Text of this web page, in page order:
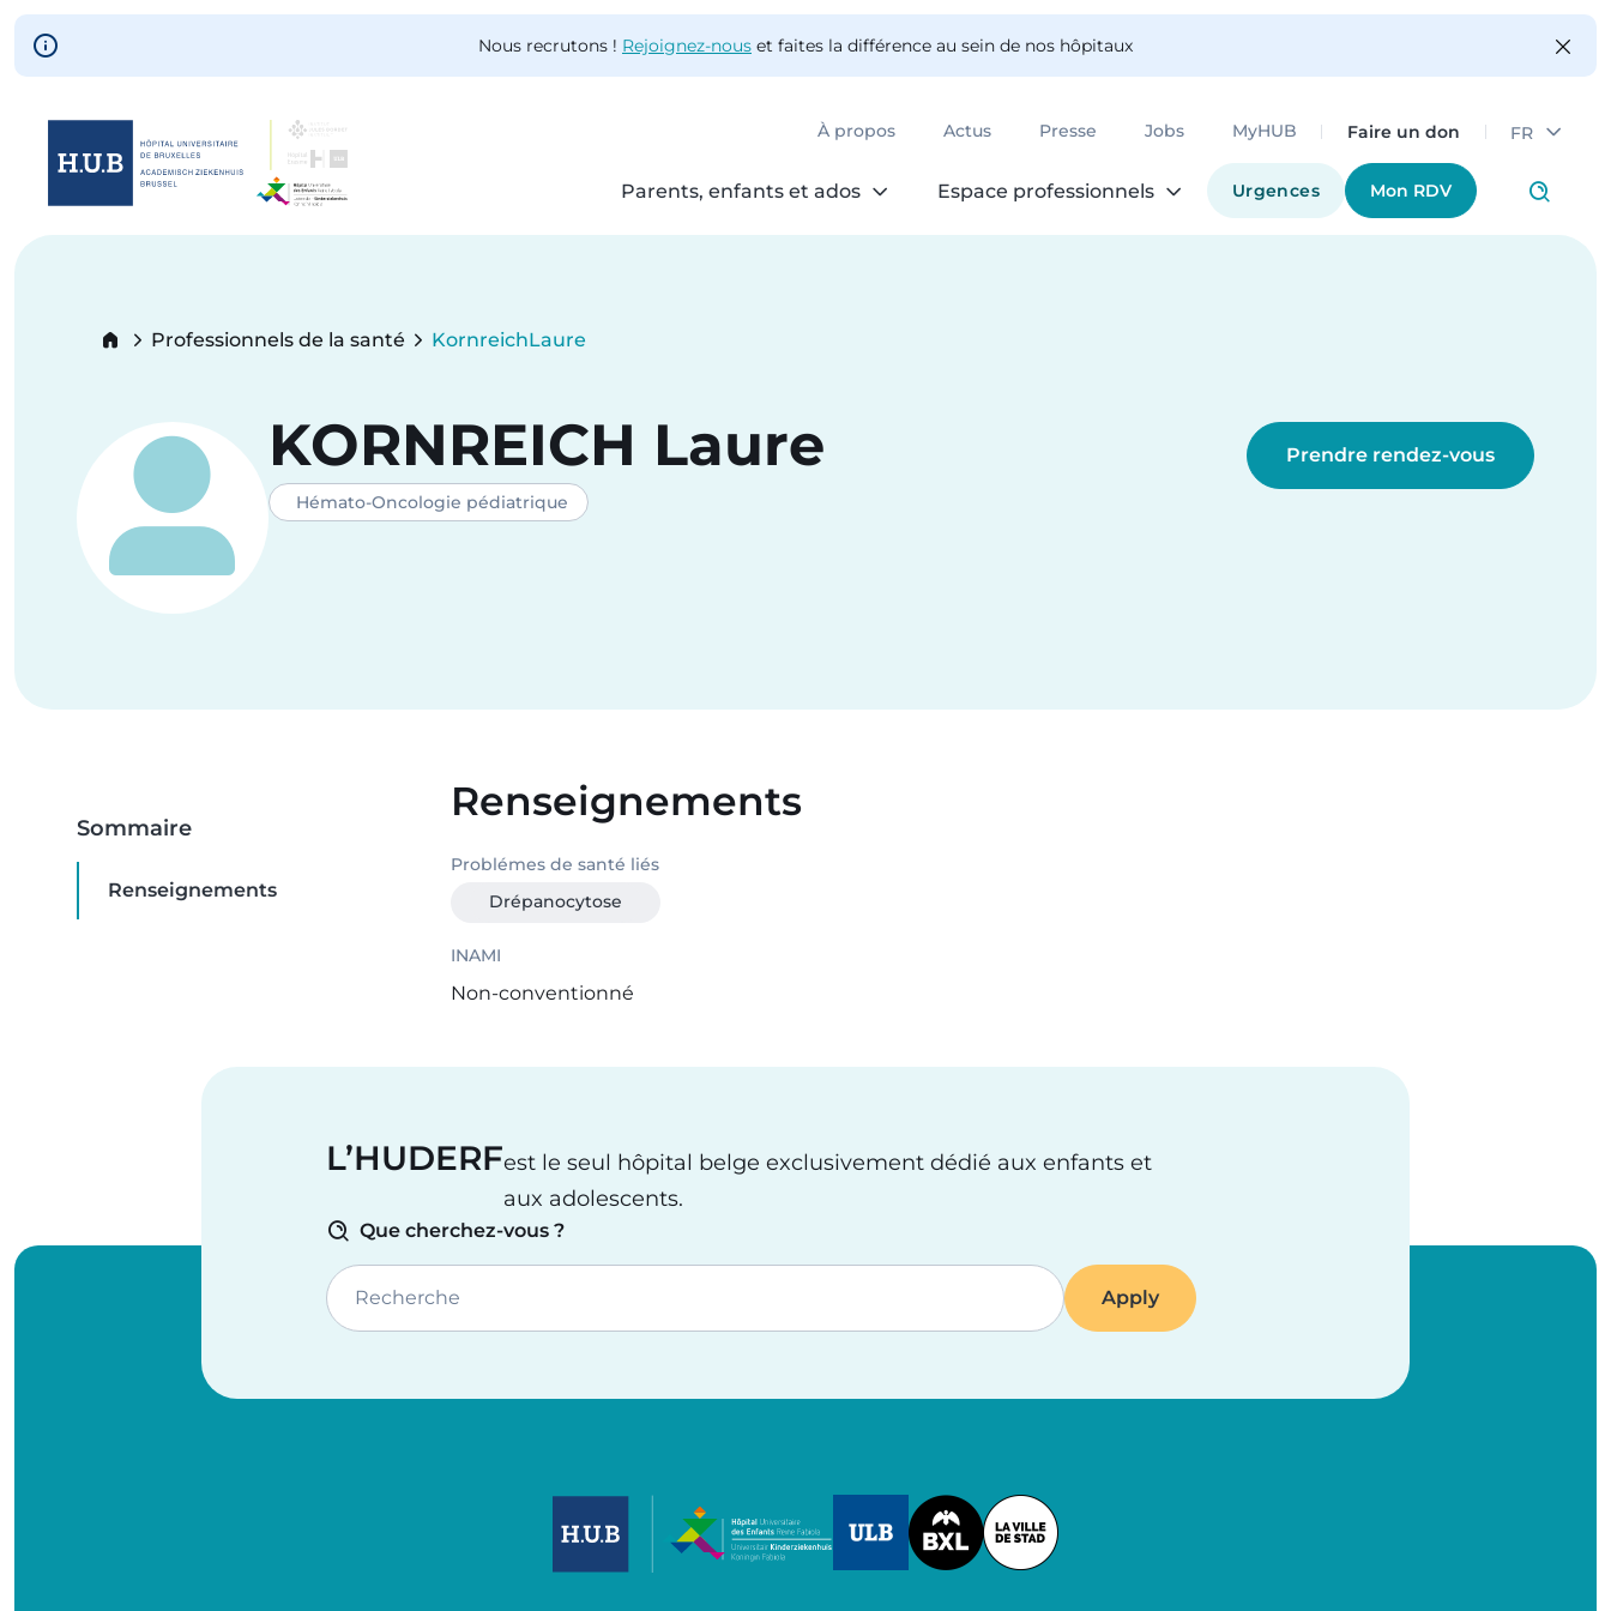
Skip to main content
Nous recrutons ! Rejoignez-nous et faites la différence au sein de nos hôpitaux
À propos Actus Presse Jobs MyHUB Faire un don FR
Parents, enfants et ados Espace professionnels Urgences Mon RDV
Skip
Breadcrumb
Professionnels de la santé Kornreich Laure
KORNREICH Laure
Hémato-Oncologie pédiatrique
Prendre rendez-vous
Sommaire
Renseignements
Renseignements
Problémes de santé liés
Drépanocytose
INAMI
Non-conventionné
L’HUDERFest le seul hôpital belge exclusivement dédié aux enfants et
aux adolescents.
Que cherchez-vous ?
Recherche
Image